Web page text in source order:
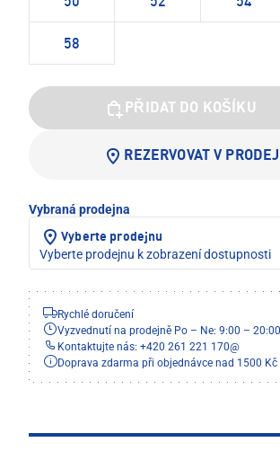
58
PŘIDAT DO KOŠÍKU
REZERVOVAT V
Vybraná prodejna
Vyberte prodejnu
Vyberte prodejnu k zobrazení dostupnosti
Rychlé doručení
Vyzvednutí na prodejně Po – Ne: 9:00 – 20:00
Kontaktujte nás: +420 261 221 170@
Doprava zdarma při objednávce nad 1500 Kč